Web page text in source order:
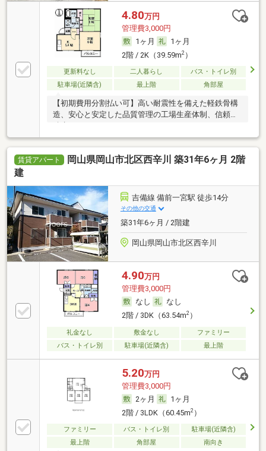
4.80万円
管理費3,000円
1ヶ月
1ヶ月
2階 / 2K（39.59m2）
更新料なし 二人暮らし
バス・トイレ別
駐車場(近隣含)
最上階 角部屋
【初期費用分割払い可】高い耐震性を備えた軽鉄骨構
造、安心と安定した品質管理の工場生産体制、信頼の
賃貸アパート
岡山県岡山市北区西辛川 築31年6ヶ月 2階
建
吉備線 備前一宮駅 徒歩14分
その他の交通
築31年6ヶ月 / 2階建
岡山県岡山市北区西辛川
4.90万円
管理費3,000円
なし
なし
2階 / 3DK（63.54m2）
礼金なし 敷金なし
ファミリー
バス・トイレ別
駐車場(近隣含) 最上階
5.20万円
管理費3,000円
2ヶ月
1ヶ月
2階 / 3LDK（60.45m2）
ファミリー バス・トイレ別
駐車場(近隣含)
最上階
角部屋 南向き